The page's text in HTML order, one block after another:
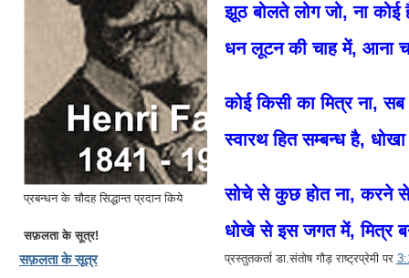
प्रबन्धन के चौदह सिद्धान्त प्रदान किये
सफ़लता के सूत्र!
सफ़लता के सूत्र
झूठ बोलते लोग जो, ना
धन लूटन की चाह में, आना
कोई किसी का मित्र ना,
स्वारथ हित सम्बन्ध है,
सोचे से कुछ होत ना, करने से
धोखे से इस जगत में, मित्र
प्रस्तुतकर्ताडा.संतोष गौड़ राष्ट्रप्रेमी पर